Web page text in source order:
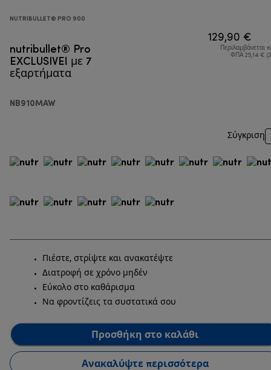
NUTRIBULLET® PRO 900
nutribullet® Pro
EXCLUSIVE! με 7
εξαρτήματα
NB910MAW
129,90 €
Περιλαμβάνεται
ΦΠΑ 25,14 €
Σύγκριση
Πιέστε, στρίψτε και ανακατέψτε
Διατροφή σε χρόνο μηδέν
Εύκολο στο καθάρισμα
Να φροντίζεις τα συστατικά σου
Προσθήκη στο καλάθι
Ανακαλύψτε περισσότερα